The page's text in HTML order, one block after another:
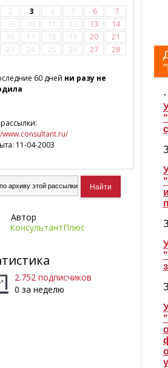
2 3 4 5 6
7
9 10 11 12 13
14
16 17 18 19 20
21
23 24 25 26 27 28
60 дней ни разу не
www.consultant.ru/
11-04-2003
Автор
КонсультантПлюс
2.752 подписчиков
0 за неделю